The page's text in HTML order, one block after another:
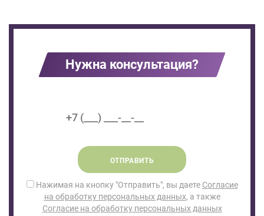
Нужна консультация?
ОТПРАВИТЬ
Нажимая на кнопку "Отправить", вы даете Согласие
на обработку персональных данных, а также
Согласие на обработку персональных данных